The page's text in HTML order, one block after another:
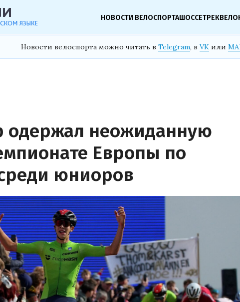
НОВОСТИ ВЕЛОСПОРТАШОССЕТРЕК
Новости велоспорта можно читать в Telegram, в VK или
одержал неожиданную
Европы по
юниоров